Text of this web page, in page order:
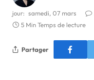
jour: samedi, 07 mars
5 Min Temps de lecture
Partager